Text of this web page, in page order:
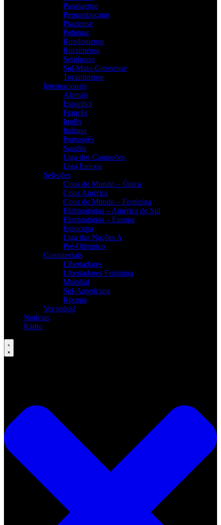
Paranaense
Pernambucano
Piauiense
Potiguar
Rondoniense
Roraimense
Sergipano
Sul-Mato-Grossense
Tocantinense
Internacionais
Alemão
Espanhol
Francês
Inglês
Italiano
Português
Saudita
Liga dos Campeões
Liga Europa
Seleções
Copa do Mundo – Única
Copa América
Copa do Mundo – Feminina
Eliminatórias – América do Sul
Eliminatórias – Europa
Eurocopa
Liga das Nações A
Pré-Olímpico
Continentais
Libertadores
Libertadores Feminina
Mundial
Sul-Americana
Recopa
Ver todos!
Notícias
Rádio